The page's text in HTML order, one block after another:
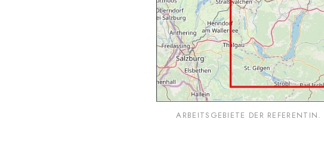
ARBEITSGEBIETE DER REFERENTIN.